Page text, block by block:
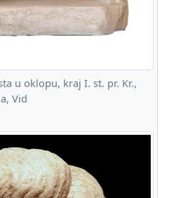
u oklopu, kraj I. st. pr. Kr.,
Vid